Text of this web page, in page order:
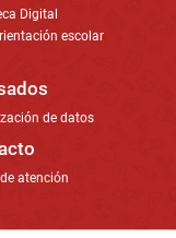
Digital
escolar
de datos
atención